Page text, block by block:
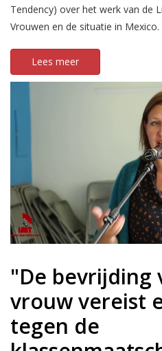
Tendency) over het werk van de
Vrouwen en de situatie in Mexico.
Lees meer
"De bevrijding
vrouw vereist
tegen de